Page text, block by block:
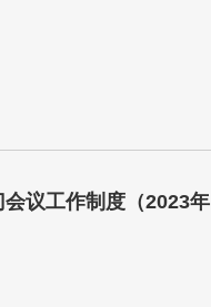
议工作制度（2023年